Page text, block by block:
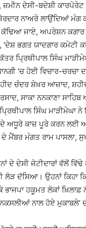
ਦੇਸੀ-ਬਦੇਸ਼ੀ
ਨਾਅਰੇ ਲਾਉਂਦਿਆਂ ਮੰਗ
ਕੱਢਿਆ ਜਾਏ, ਅਪਰੇਸ਼ਨ ਕਗਾਰ
ਭਗਤ ਯਾਦਗਾਰ ਕਮੇਟੀ
ਪਿ੍ਰਥੀਪਾਲ ਸਿੰਘ
’ਚ ਹੋਈ ਵਿਚਾਰ-ਚਰਚਾ
ਚੰਦਰ ਸ਼ੇਖ਼ਰ ਆਜ਼ਾਦ,
ਸਾਕਾ ਨਨਕਾਣਾ ਸਾਹਿਬ
ਸਿੰਘ ਮਾੜੀਮੇਘਾ ਨੇ
ਦੇ ਅਧੂਰੇ ਕਾਜ਼ ਪੂਰੇ ਕਰਨ
ਮੈਂਬਰ ਮੰਗਤ ਰਾਮ ਪਾਸਲਾ,
ਦੇਸੀ ਜੋਟੀਦਾਰਾਂ ਵੱਲੋਂ ਵਿੱਢੇ
ਲੋੜ ਦੱਸਿਆ। ਉਹਨਾਂ ਕਿਹਾ
ਹਕੂਮਤ ਲੋਕਾਂ ਖ਼ਿਲਾਫ਼
ਨਾਲ ਹੋਏ